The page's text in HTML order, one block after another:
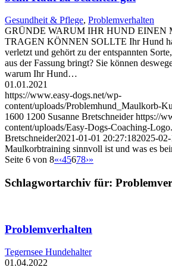
Gesundheit & Pflege, Problemverhalten
GRÜNDE WARUM IHR HUND EINEN
TRAGEN KÖNNEN SOLLTE Ihr Hund
verletzt und gehört zu der entspannten
aus der Fassung bringt? Sie können
warum Ihr Hund…
01.01.2021
https://www.easy-dogs.net/wp-
content/uploads/Problemhund_Maulkorb-
1600 1200 Susanne Bretschneider https://
content/uploads/Easy-Dogs-Coaching-
Bretschneider2021-01-01 20:27:182025-
Maulkorbtraining sinnvoll ist und was es
Seite 6 von 8«‹45678›»
Schlagwortarchiv für:
Problemverhalten
Tegernsee Hundehalter
01.04.2022